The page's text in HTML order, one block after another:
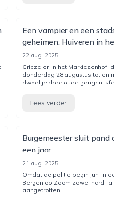
Een vampier en een
geheimen: Huiveren in
22 aug. 2025
Griezelen in het Markiezenhof:
donderdag 28 augustus tot en
dwaal je door oude gangen,
Lees verder
Burgemeester sluit pand
een jaar
21 aug. 2025
Omdat de politie begin juni in
Bergen op Zoom zowel hard-
aangetroffen,...